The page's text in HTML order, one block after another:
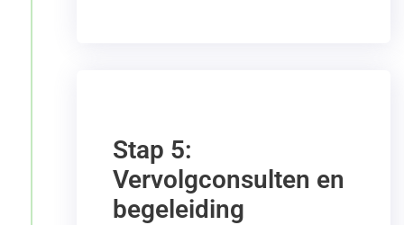
Stap 5:
Vervolgconsulten en
begeleiding